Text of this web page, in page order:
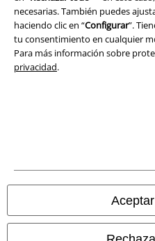
necesarias. También puedes
haciendo clic en “Configurar”.
tu consentimiento en cualquier
Para más información sobre
privacidad.
Eliminación de residuos y
Declaración de Conformidad
© 1986-2026 E.M.P.